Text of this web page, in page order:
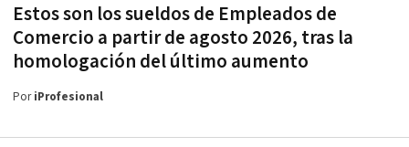
Estos son los sueldos de Empleados de
Comercio a partir de agosto 2026, tras la
homologación del último aumento
PoriProfesional